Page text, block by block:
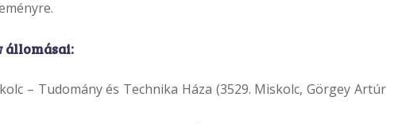
állomásai:
– Tudomány és Technika Háza (3529. Miskolc, Görgey Artúr